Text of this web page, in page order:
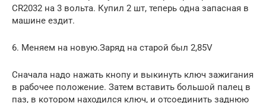
CR2032 на 3 вольта. Купил 2 шт, теперь одна запасная в
машине ездит.
6. Меняем на новую.Заряд на старой был 2,85V
Сначала надо нажать кнопу и выкинуть ключ зажигания
в рабочее положение. Затем вставить большой палец в
паз, в котором находился ключ, и отсоединить заднюю